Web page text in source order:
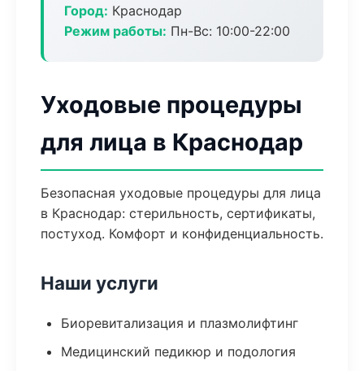
Город: Краснодар
Режим работы: Пн-Вс: 10:00-22:00
Уходовые процедуры
для лица в Краснодар
Безопасная уходовые процедуры для лица
в Краснодар: стерильность, сертификаты,
постуход. Комфорт и конфиденциальность.
Наши услуги
Биоревитализация и плазмолифтинг
Медицинский педикюр и подология